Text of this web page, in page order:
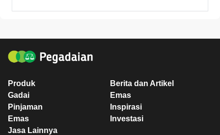
Produk
Gadai
Pinjaman
Emas
Jasa Lainnya
Berita dan Artikel
Emas
Inspirasi
Investasi